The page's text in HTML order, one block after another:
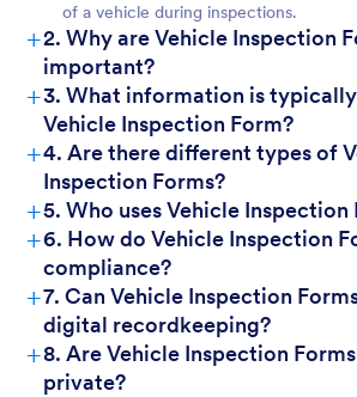
of a vehicle during inspections.
+2. Why are Vehicle Inspection
important?
+3. What information is
Vehicle Inspection Form?
+4. Are there different types of
Inspection Forms?
+5. Who uses Vehicle Inspection
+6. How do Vehicle Inspection
compliance?
+7. Can Vehicle Inspection
digital recordkeeping?
+8. Are Vehicle Inspection
private?